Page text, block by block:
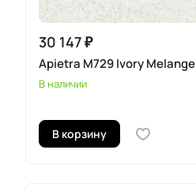
30 147 ₽
Apietra M729 Ivory Melange
В наличии
В корзину